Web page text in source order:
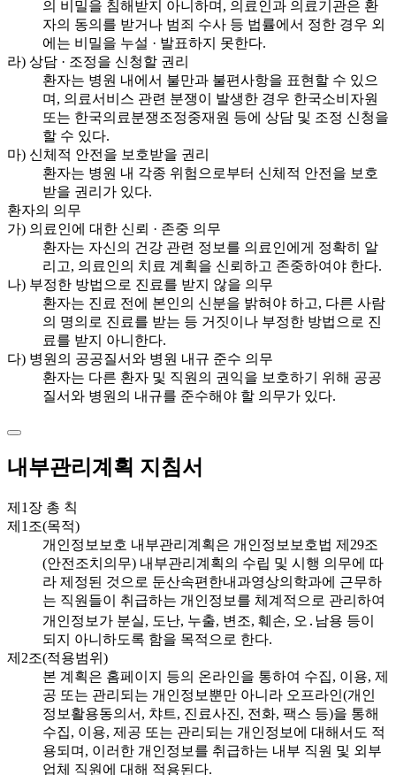
의 비밀을 침해받지 아니하며, 의료인과 의료기관은 환
자의 동의를 받거나 범죄 수사 등 법률에서 정한 경우 외
에는 비밀을 누설 · 발표하지 못한다.
라) 상담 · 조정을 신청할 권리
환자는 병원 내에서 불만과 불편사항을 표현할 수 있으
며, 의료서비스 관련 분쟁이 발생한 경우 한국소비자원
또는 한국의료분쟁조정중재원 등에 상담 및 조정 신청을
할 수 있다.
마) 신체적 안전을 보호받을 권리
환자는 병원 내 각종 위험으로부터 신체적 안전을 보호
받을 권리가 있다.
환자의 의무
가) 의료인에 대한 신뢰 · 존중 의무
환자는 자신의 건강 관련 정보를 의료인에게 정확히 알
리고, 의료인의 치료 계획을 신뢰하고 존중하여야 한다.
나) 부정한 방법으로 진료를 받지 않을 의무
환자는 진료 전에 본인의 신분을 밝혀야 하고, 다른 사람
의 명의로 진료를 받는 등 거짓이나 부정한 방법으로 진
료를 받지 아니한다.
다) 병원의 공공질서와 병원 내규 준수 의무
환자는 다른 환자 및 직원의 권익을 보호하기 위해 공공
질서와 병원의 내규를 준수해야 할 의무가 있다.
내부관리계획 지침서
제1장 총 칙
제1조(목적)
개인정보보호 내부관리계획은 개인정보보호법 제29조
(안전조치의무) 내부관리계획의 수립 및 시행 의무에 따
라 제정된 것으로 둔산속편한내과영상의학과에 근무하
는 직원들이 취급하는 개인정보를 체계적으로 관리하여
개인정보가 분실, 도난, 누출, 변조, 훼손, 오․남용 등이
되지 아니하도록 함을 목적으로 한다.
제2조(적용범위)
본 계획은 홈페이지 등의 온라인을 통하여 수집, 이용, 제
공 또는 관리되는 개인정보뿐만 아니라 오프라인(개인
정보활용동의서, 챠트, 진료사진, 전화, 팩스 등)을 통해
수집, 이용, 제공 또는 관리되는 개인정보에 대해서도 적
용되며, 이러한 개인정보를 취급하는 내부 직원 및 외부
업체 직원에 대해 적용된다.